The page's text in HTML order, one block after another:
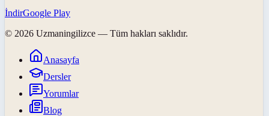
İndirGoogle Play
© 2026 Uzmaningilizce — Tüm hakları saklıdır.
Anasayfa
Dersler
Yorumlar
Blog